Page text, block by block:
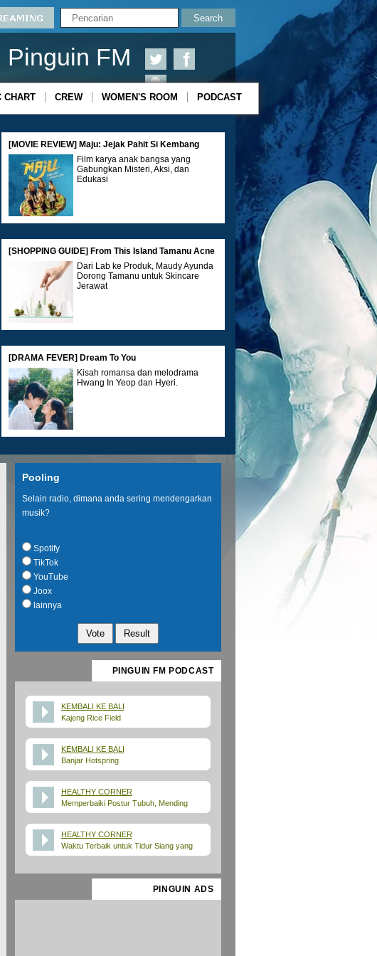
Pinguin FM
PODCAST
WOMEN'S ROOM
CREW
CHART
[MOVIE REVIEW] Maju: Jejak Pahit Si Kembang
Gula
Film karya anak bangsa yang
Gabungkan Misteri, Aksi, dan
Edukasi
[SHOPPING GUIDE] From This Island Tamanu Acne
Dari Lab ke Produk, Maudy Ayunda
Dorong Tamanu untuk Skincare
Jerawat
[DRAMA FEVER] Dream To You
Kisah romansa dan melodrama
Hwang In Yeop dan Hyeri.
[MOVIE REVIEW] Spider-Man: Brand New Day
mengendalikan perubahan
[SHOPPING GUIDE] Parfum dan Lip Tint MAJIKA
Pooling
Selain radio, dimana anda sering mendengarkan
musik?
Spotify
TikTok
YouTube
Joox
lainnya
PINGUIN FM PODCAST
KEMBALI KE BALI
Kajeng Rice Field
KEMBALI KE BALI
Banjar Hotspring
HEALTHY CORNER
Memperbaiki Postur Tubuh, Mending
Yoga atau Pilates?
HEALTHY CORNER
Waktu Terbaik untuk Tidur Siang yang
Punya Banyak Manfaat Menurut Ahli
PINGUIN ADS